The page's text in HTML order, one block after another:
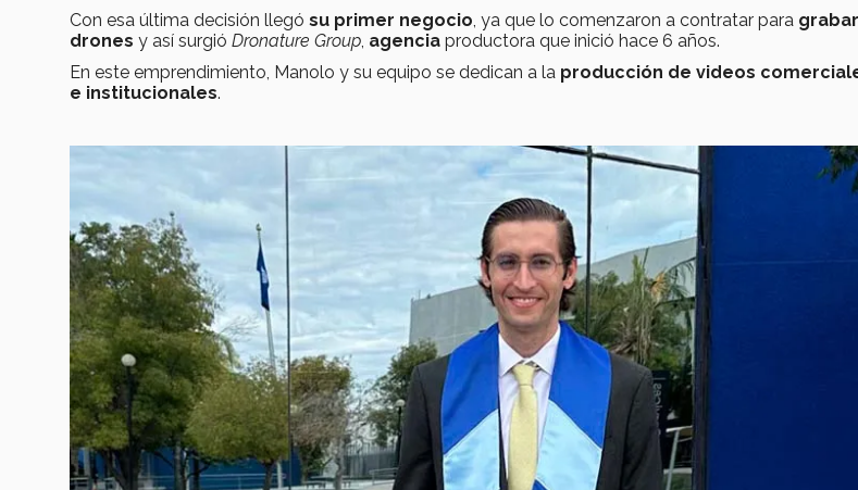
Con esa última decisión llegó su primer negocio , ya que lo comenzaron a contratar para
drones y así surgió Dronature Group agencia productora que inició hace 6 años.
En este emprendimiento, Manolo y su equipo se dedican a la producción de videos
e institucionales.